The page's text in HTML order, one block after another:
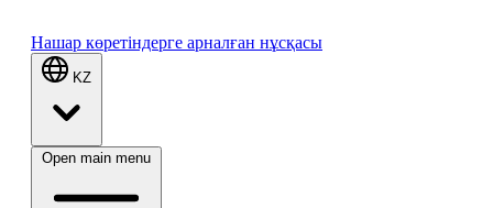
Нашар көретіндерге арналған нұсқасы
KZ
Open main menu